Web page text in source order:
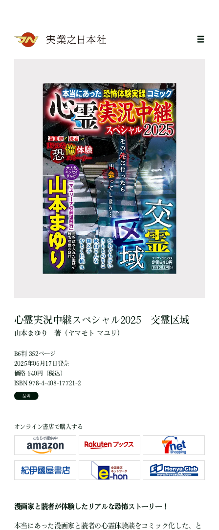
心霊実況中継スペシャル2025 交霊区域
山本まゆり 著 （ヤマモト マユリ）
B6判 352ページ
2025年06月17日発売
価格 640円（税込）
ISBN 978-4-408-17721-2
品切
オンライン書店で購入する
漫画家と読者が体験したリアルな恐怖ストーリー！
本当にあった漫画家と読者の心霊体験談をコミック化した、と